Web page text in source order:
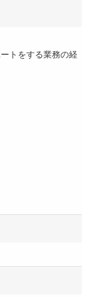
トをする業務の経